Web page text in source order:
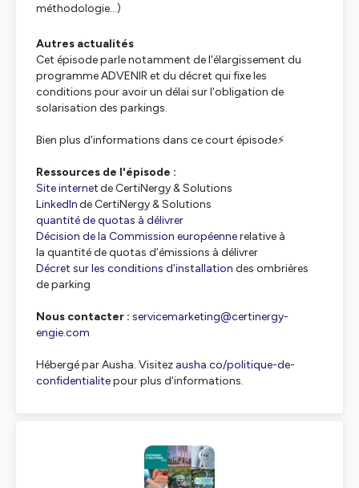
méthodologie...)
Autres actualités
Cet épisode parle notamment de l'élargissement du
programme ADVENIR et du décret qui fixe les
conditions pour avoir un délai sur l'obligation de
solarisation des parkings.
Bien plus d'informations dans ce court épisode⚡
Ressources de l'épisode :
Site internetde CertiNergy & Solutions
LinkedInde CertiNergy & Solutions
quantité de quotas à délivrer
Décision de la Commission européennerelative à
la quantité de quotas d’émissions à délivrer
Décret sur les conditions d’installation des ombrières
de parking
Nous contacter : servicemarketing@certinergy-
engie.com
Hébergé par Ausha. Visitez ausha.co/politique-de-
confidentialitepour plus d'informations.